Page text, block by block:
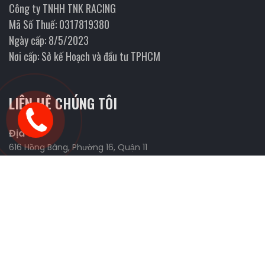
Công ty TNHH TNK RACING
Mã Số Thuế: 0317819380
Ngày cấp: 8/5/2023
Nơi cấp: Sở kế Hoạch và đầu tư TPHCM
LIÊN HỆ CHÚNG TÔI
Địa chỉ
616 Hồng Bàng, Phường 16, Quận 11